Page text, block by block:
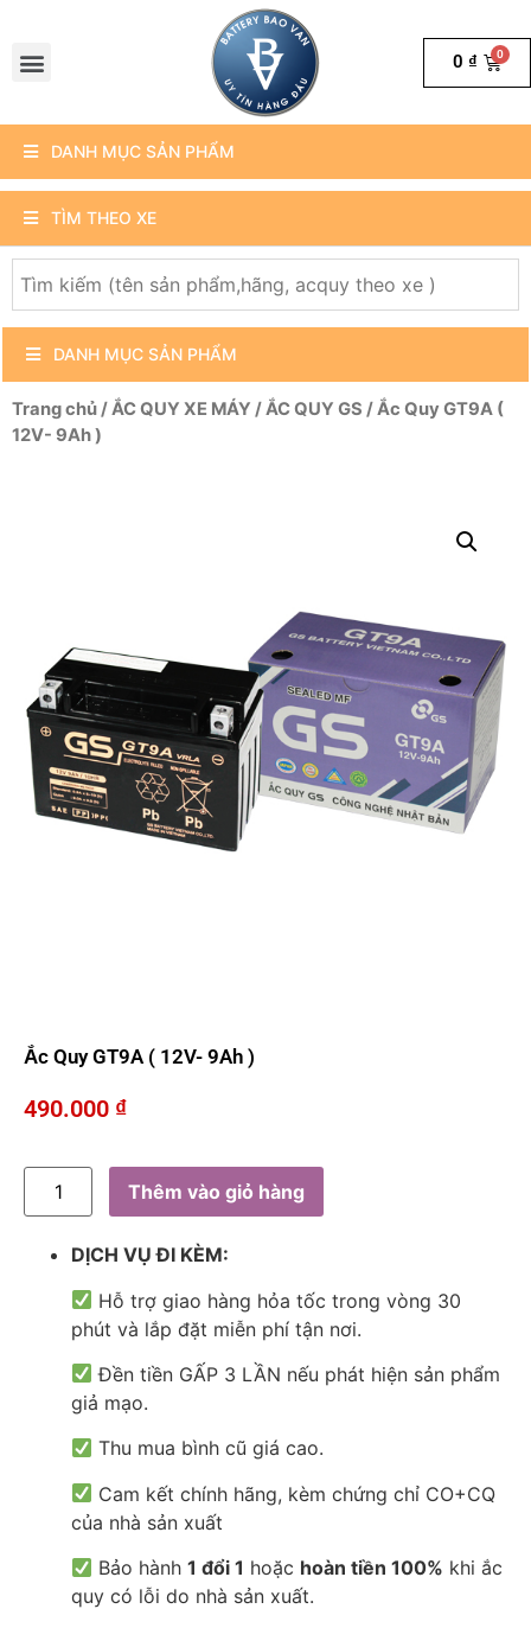
0 ₫
DANH MỤC SẢN PHẨM
TÌM THEO XE
DANH MỤC SẢN PHẨM
Trang chủ/ẮC QUY XE MÁY /ẮC QUY GS / Ắc Quy GT9A (
12V- 9Ah )
Ắc Quy GT9A ( 12V- 9Ah )
490.000 ₫
Thêm vào giỏ hàng
DỊCH VỤ ĐI KÈM:
Hỗ trợ giao hàng hỏa tốc trong vòng 30
phút và lắp đặt miễn phí tận nơi.
Đền tiền GẤP 3 LẦN nếu phát hiện sản phẩm
giả mạo.
Thu mua bình cũ giá cao.
Cam kết chính hãng, kèm chứng chỉ CO+CQ
của nhà sản xuất
Bảo hành1 đổi 1 hoặc hoàn tiền 100% khi ắc
quy có lỗi do nhà sản xuất.